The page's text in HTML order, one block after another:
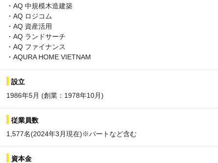
・AQ 中規模木造建築
・AQ ロジコム
・AQ 資産活用
・AQ ランドサーチ
・AQ ファイナンス
・AQURA HOME VIETNAM
設立
1986年5月 (創業：1978年10月)
従業員数
1,577名(2024年3月現在)※パートなど含む
資本金